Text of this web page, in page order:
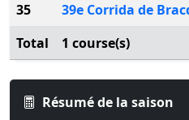
35 39e Corrida de
Total
1 course(s)
Résumé de la saison